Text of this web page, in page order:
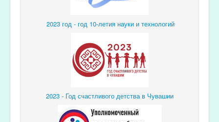
2023 год - год 10-летия науки и технологий
2023 - Год счастливого детства в Чувашии